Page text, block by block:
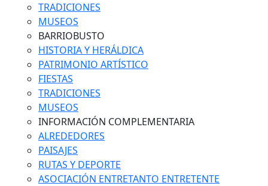
TRADICIONES
MUSEOS
BARRIOBUSTO
HISTORIA Y HERÁLDICA
PATRIMONIO ARTÍSTICO
FIESTAS
TRADICIONES
MUSEOS
INFORMACIÓN COMPLEMENTARIA
ALREDEDORES
PAISAJES
RUTAS Y DEPORTE
ASOCIACIÓN ENTRETANTO ENTRETENTE